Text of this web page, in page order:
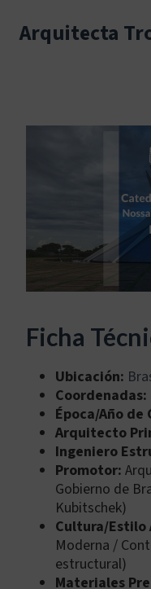
content
Arquitecta
Ficha
Ubicación:
Coordenadas:
Época/Año
Arquitecto
Ingeniero
Promotor:
Gobierno de
Kubitschek)
Cultura/
Moderna /
estructural)
Materiales